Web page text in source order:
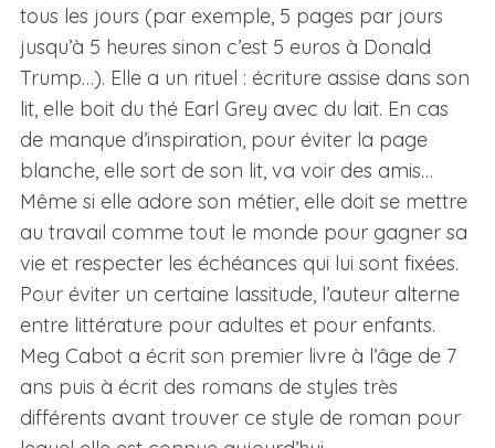
tous les jours (par exemple, 5 pages par jours
jusqu’à 5 heures sinon c’est 5 euros à Donald
Trump…). Elle a un rituel : écriture assise dans son
lit, elle boit du thé Earl Grey avec du lait. En cas
de manque d’inspiration, pour éviter la page
blanche, elle sort de son lit, va voir des amis…
Même si elle adore son métier, elle doit se mettre
au travail comme tout le monde pour gagner sa
vie et respecter les échéances qui lui sont fixées.
Pour éviter un certaine lassitude, l’auteur alterne
entre littérature pour adultes et pour enfants.
Meg Cabot a écrit son premier livre à l’âge de 7
ans puis à écrit des romans de styles très
différents avant trouver ce style de roman pour